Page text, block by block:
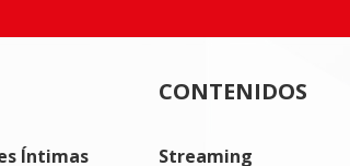
Íntimas
CONTENIDOS
Streaming